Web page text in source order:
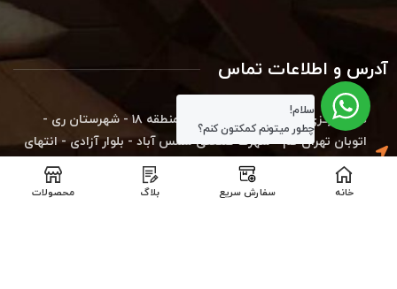
آدرس و اطلاعات تماس
دفتر مرکزی کارخانه : استان تهران - منطقه ۱۸ - شهرستان ری -
اتوبان تهران قم - شهرک صنعتی شمس آباد - بلوار آزادی - انتهای
بلوار بهارستان - خیابان بوعلی - کوچه نرگس ۴ - پلاک ۱۹ - مجتمع
فاز توسعه - شرکت دکووود (کدپستی : ۱۸۳۴۱۷۹۵۴۹)
خانه سفارش سریع بلاگ محصولات
سلام!
چطور میتونم کمکتون کنم؟